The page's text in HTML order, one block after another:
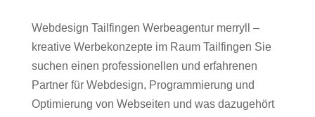
Webdesign Tailfingen Werbeagentur merryll –
kreative Werbekonzepte im Raum Tailfingen Sie
suchen einen professionellen und erfahrenen
Partner für Webdesign, Programmierung und
Optimierung von Webseiten und was dazugehört